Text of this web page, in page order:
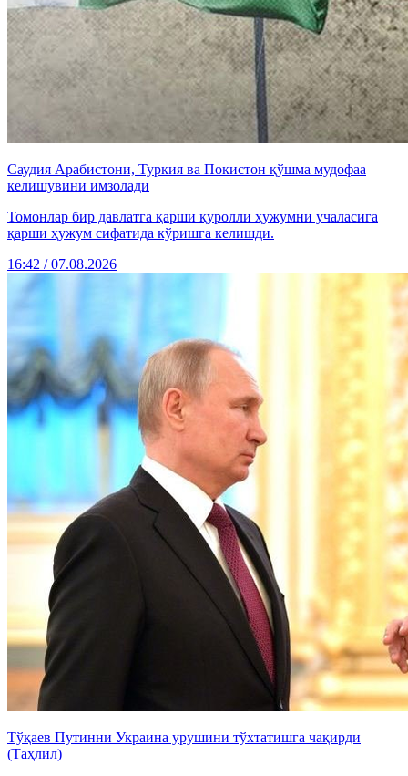
Саудия Арабистони, Туркия ва Покистон қўшма мудофаа
келишувини имзолади
Томонлар бир давлатга қарши қуролли ҳужумни учаласига
қарши ҳужум сифатида кўришга келишди.
16:42 / 07.08.2026
Тўқаев Путинни Украина урушини тўхтатишга чақирди
(Таҳлил)